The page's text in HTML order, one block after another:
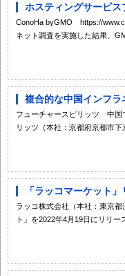
ホスティングサービ
ConoHa byGMO https://
ネット調査を実施した結果、
複合的な中国インフ
フューチャースピリッツ 中国
リッツ（本社：京都府京都市
「ラッコマーケット
ラッコ株式会社（本社：東京
ト」を2022年4月19日にリリー